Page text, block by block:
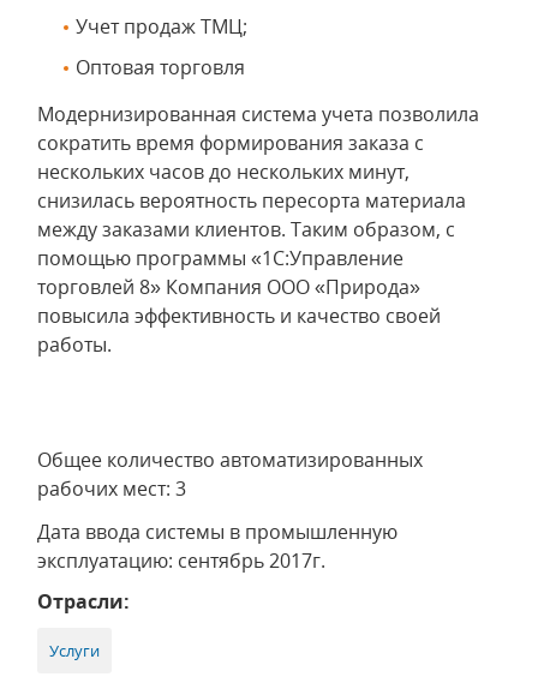
Учет продаж ТМЦ;
Оптовая торговля
Модернизированная система учета позволила
сократить время формирования заказа с
нескольких часов до нескольких минут,
снизилась вероятность пересорта материала
между заказами клиентов. Таким образом, с
помощью программы «1С:Управление
торговлей 8» Компания ООО «Природа»
повысила эффективность и качество своей
работы.
Общее количество автоматизированных
рабочих мест: 3
Дата ввода системы в промышленную
эксплуатацию: сентябрь 2017г.
Отрасли:
Услуги